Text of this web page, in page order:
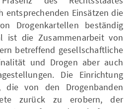
entsprechenden Einsätzen die
Drogenkartellen beständig
ist die Zusammenarbeit von
betreffend gesellschaftliche
und Drogen aber auch
Die Einrichtung
die von den Drogenbanden
zurück zu erobern, der